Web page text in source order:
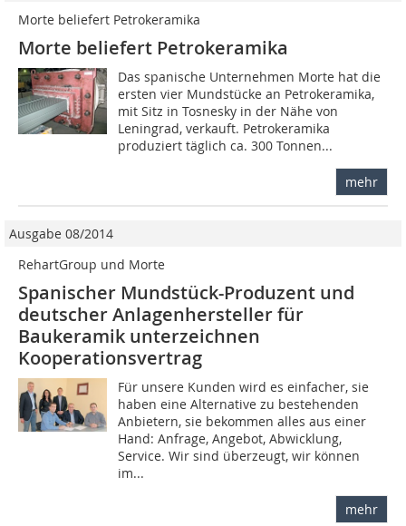
Morte beliefert Petrokeramika
Morte beliefert Petrokeramika
Das spanische Unternehmen Morte hat die
ersten vier Mundstücke an Petrokeramika,
mit Sitz in Tosnesky in der Nähe von
Leningrad, verkauft. Petrokeramika
produziert täglich ca. 300 Tonnen...
mehr
Ausgabe 08/2014
RehartGroup und Morte
Spanischer Mundstück-Produzent und
deutscher Anlagen­hersteller für
Baukeramik unterzeichnen
Kooperationsvertrag
Für unsere Kunden wird es einfacher, sie
haben eine Alternative zu bestehenden
Anbietern, sie bekommen alles aus einer
Hand: Anfrage, Angebot, Abwicklung,
Service. Wir sind überzeugt, wir können
im...
mehr